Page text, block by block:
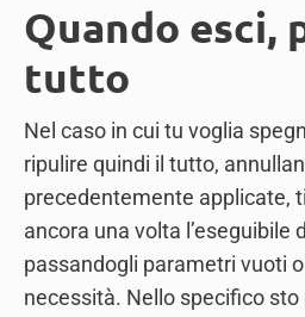
Quando esci,
tutto
Nel caso in cui tu voglia
ripulire quindi il tutto,
precedentemente applicate,
ancora una volta l’eseguibile
passandogli parametri vuoti
necessità. Nello specifico